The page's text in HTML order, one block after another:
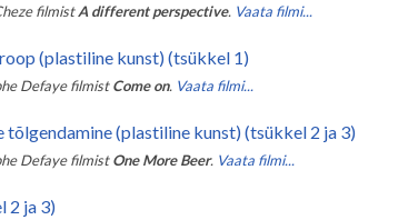
filmist A different perspective. Vaata filmi...
(plastiline kunst) (tsükkel 1)
Defaye filmist Come on. Vaata filmi...
(plastiline kunst) (tsükkel 2 ja 3)
Defaye filmist One More Beer. Vaata filmi...
2 ja 3)